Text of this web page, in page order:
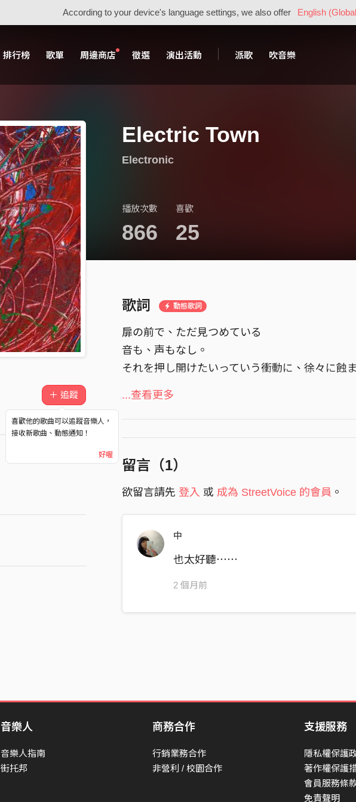
According to your device's language settings, we also offer English
排行榜 歌單 周邊商店 徵選 演出活動 派歌 吹音樂
Electric Town
Electronic
播放次數
866
喜歡
25
＋ 追蹤
喜歡他的歌曲可以追蹤音樂人，
接收新歌曲、動態通知！
好喔
歌詞 動態歌詞
扉の前で、ただ見つめている
音も、声もなし。
それを押し開けたいっていう衝動に、徐々に蝕
目の前に、未知の世界が待っていて、
In the fading light
Your chosen path remain
Marking where you stand
Your inner truth awakes
Holding who you are
In the fading light
...查看更多
留言（1）
欲留言請先 登入 或 成為 StreetVoice 的會員 。
中
也太好聽⋯⋯
2 個月前
音樂人
音樂人指南
街托邦
商務合作
行銷業務合作
非營利 / 校園合作
支援服務
隱私權保護
著作權保護
會員服務條
免責聲明